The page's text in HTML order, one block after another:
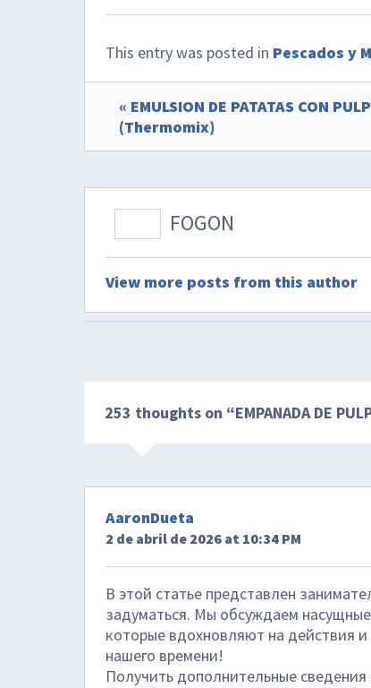
This entry was posted in Pescados y
« EMULSION DE PATATAS CON
(Thermomix)
FOGON
View more posts from this author
253 thoughts on “EMPANADA DE
AaronDueta
2 de abril de 2026 at 10:34 PM
В этой статье представлен
задуматься. Мы обсуждаем
которые вдохновляют на действия
нашего времени!
Получить дополнительные сведения